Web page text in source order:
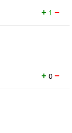
+ 1 −
+ 0 −